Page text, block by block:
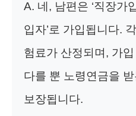
A. 네, 남편은 ‘직장가
입자’로 가입됩니다.
험료가 산정되며, 가
다를 뿐 노령연금을
보장됩니다.